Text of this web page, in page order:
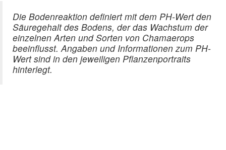
Die Bodenreaktion definiert mit dem PH-Wert den
Säuregehalt des Bodens, der das Wachstum der
einzelnen Arten und Sorten von Chamaerops
beeinflusst. Angaben und Informationen zum PH-
Wert sind in den jeweiligen Pflanzenportraits
hinterlegt.